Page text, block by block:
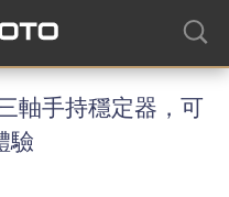
軸手持穩定器，可
驗